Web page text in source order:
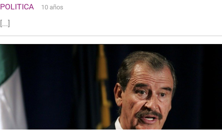
POLITICA 10 años
[...]